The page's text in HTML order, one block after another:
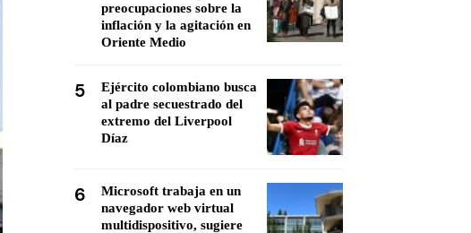
preocupaciones sobre la
inflación y la agitación en
Oriente Medio
5
Ejército colombiano busca
al padre secuestrado del
extremo del Liverpool
Díaz
6
Microsoft trabaja en un
navegador web virtual
multidispositivo, sugiere